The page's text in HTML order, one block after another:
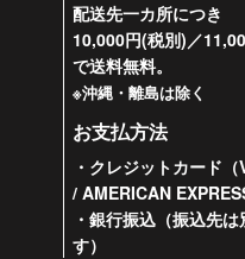
配送先一カ所につき
10,000円(税別)／
で送料無料。
※沖縄・離島は除く
お支払方法
・クレジットカード
/ AMERICAN
・銀行振込（振込先
す）